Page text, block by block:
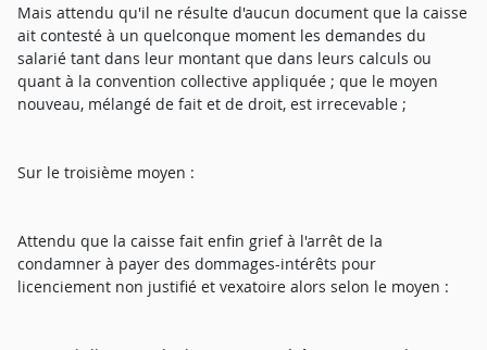
Mais attendu qu'il ne résulte d'aucun document que la caisse
ait contesté à un quelconque moment les demandes du
salarié tant dans leur montant que dans leurs calculs ou
quant à la convention collective appliquée ; que le moyen
nouveau, mélangé de fait et de droit, est irrecevable ;
Sur le troisième moyen :
Attendu que la caisse fait enfin grief à l'arrêt de la
condamner à payer des dommages-intérêts pour
licenciement non justifié et vexatoire alors selon le moyen :